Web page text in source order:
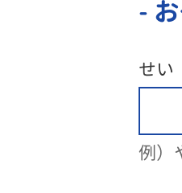
-
せい
例）